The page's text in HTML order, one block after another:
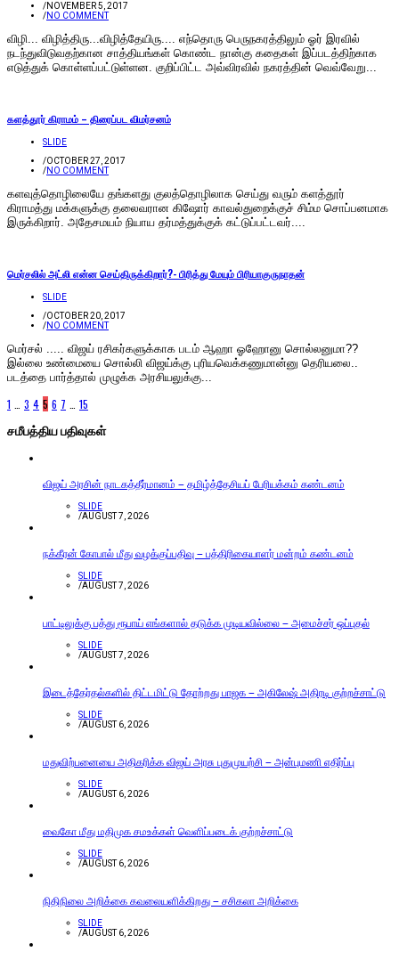
/NOVEMBER 5, 2017
/NO COMMENT
விழி... விழித்திரு...விழித்தேயிரு.... எந்தொரு பெருநகரத்திலும் ஓர் இரவில்
நடந்துவிடுவதற்கான சாத்தியங்கள் கொண்ட நான்கு கதைகள் இப்படத்திற்காக
எடுத்துக் கொள்ளப்பட்டுள்ளன. குறிப்பிட்ட அவ்விரவில் நகரத்தின் வெவ்வேறு...
களத்தூர் கிராமம் – திரைப்பட விமர்சனம்
SLIDE
/OCTOBER 27, 2017
/NO COMMENT
களவுத்தொழிலையே தங்களது குலத்தொழிலாக செய்து வரும் களத்தூர்
கிராமத்து மக்களுக்கு தலைவரான கிஷோர் காவல்துறைக்குச் சிம்ம சொப்பனமாக
இருக்கிறார். அதேசமயம் நியாய தர்மத்துக்குக் கட்டுப்பட்டவர்....
மெர்சலில் அட்லி என்ன செய்திருக்கிறார்?- பிரித்து மேயும் பிரியாகுருநாதன்
SLIDE
/OCTOBER 20, 2017
/NO COMMENT
மெர்சல் ..... விஜய் ரசிகர்களுக்காக படம் ஆஹா ஓஹோனு சொல்லனுமா??
இல்லை உண்மையை சொல்லி விஜய்க்கு புரியவெக்கணுமான்னு தெரியலை..
படத்தை பார்த்தால் முழுக்க அரசியலுக்கு...
1 … 3 4 5 6 7 … 15
சமீபத்திய பதிவுகள்
விஜய் அரசின் நாடகத்தீர்மானம் – தமிழ்த்தேசியப் பேரியக்கம் கண்டனம்
SLIDE
/AUGUST 7, 2026
நக்கீரன் கோபால் மீது வழக்குப்பதிவு – பத்திரிகையாளர் மன்றம் கண்டனம்
SLIDE
/AUGUST 7, 2026
பாட்டிலுக்கு பத்து ரூபாய் எங்களால் தடுக்க முடியவில்லை – அமைச்சர் ஒப்புதல்
SLIDE
/AUGUST 7, 2026
இடைத்தேர்தல்களில் திட்டமிட்டு தோற்றது பாஜக – அகிலேஷ் அதிரடி குற்றச்சாட்டு
SLIDE
/AUGUST 6, 2026
மதுவிற்பனையை அதிகரிக்க விஜய் அரசு புதுமுயற்சி – அன்புமணி எதிர்ப்பு
SLIDE
/AUGUST 6, 2026
வைகோ மீது மதிமுக சமஉக்கள் வெளிப்படைக் குற்றச்சாட்டு
SLIDE
/AUGUST 6, 2026
நிதிநிலை அறிக்கை கவலையளிக்கிறது – சசிகலா அறிக்கை
SLIDE
/AUGUST 6, 2026